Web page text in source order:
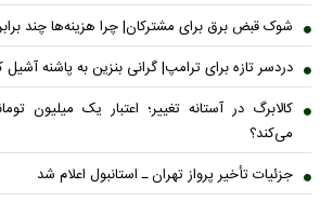
شوک قبض برق برای مشترکان| چرا هزینه‌ها چند
دردسر تازه برای ترامپ| گرانی بنزین به پاشنه
کالابرگ در آستانه تغییر؛ اعتبار یک میلیون
می‌کند؟
جزئیات تأخیر پرواز تهران ـ استانبول اعلام شد